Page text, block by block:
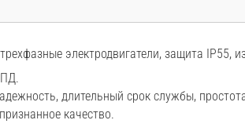
электродвигатели, защита IP55,
длительный срок службы,
качество.